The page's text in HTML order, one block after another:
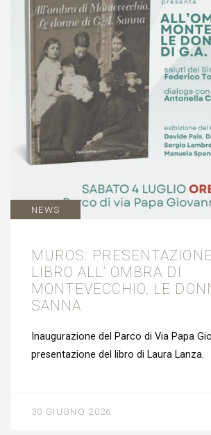
NEWS
MUROS:
LIBRO ALL’ OMBRA DI
MONTEVECCHIO. LE
SANNA
Inaugurazione del Parco di Via Papa
presentazione del libro di Laura Lanza.
30 GIUGNO 2026